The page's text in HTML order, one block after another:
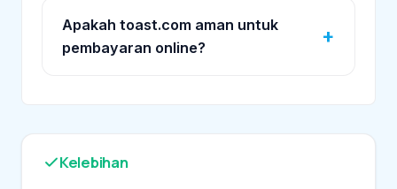
Apakah toast.com aman untuk
pembayaran online?
Kelebihan